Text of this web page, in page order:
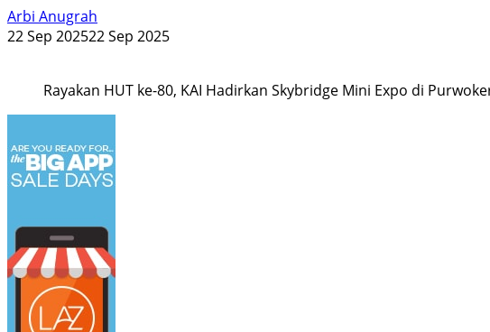
Arbi Anugrah
22 Sep 202522 Sep 2025
Rayakan HUT ke-80, KAI Hadirkan Skybridge Mini Expo di